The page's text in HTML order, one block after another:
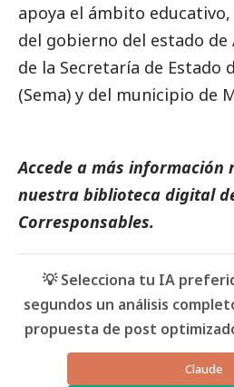
apoya el ámbito
del gobierno del estado de
de la Secretaría de Estado
(Sema) y del municipio de
Accede a más información
nuestra biblioteca digital
Corresponsables.
💡 Selecciona tu IA
segundos un análisis
propuesta de post
Claude